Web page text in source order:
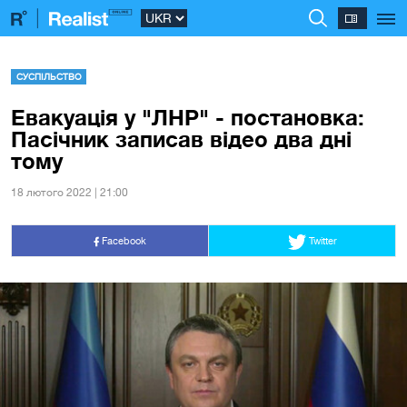
СУСПІЛЬСТВО
Евакуація у "ЛНР" - постановка:
Пасічник записав відео два дні
тому
18 лютого 2022 | 21:00
Facebook Twitter